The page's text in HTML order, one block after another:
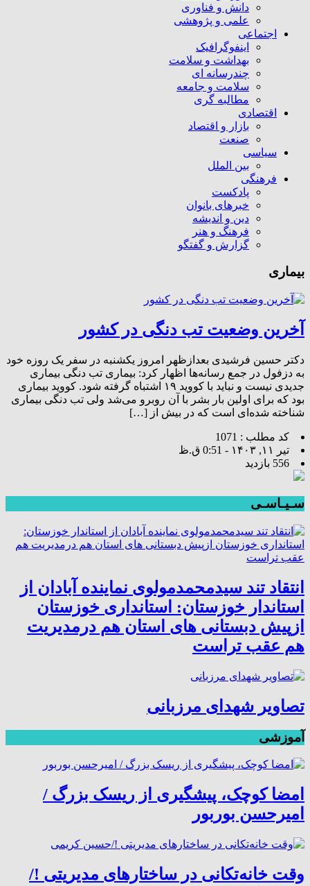
دانش و فناوری
علمی و پژوهشی
اجتماعی
اینفوگرافیک
بهداشت و سلامت
چندرسانه ای
سلامت و جامعه
مطالبه گری
اقتصادی
بازار و اقتصاد
صنعت
سیاسی
بین الملل
فرهنگی
پادکست
خبرهای بانوان
دین و اندیشه
فرهنگ و هنر
گزارش و گفتگو
بیماری
آخرین وضعیت تب دنگی در کشور
دکتر حسین فرشیدی بعدازظهر امروز یکشنبه در سفر یک روزه خود
به دزفول در جمع رسانه‌ها اظهار کرد: بیماری تب دنگی بیماری
جدیدی نیست و نباید با کووید ۱۹ اشتباه گرفته شود. کووید بیماری
بود که برای اولین بار بشر با آن روبرو می‌شد ولی تب دنگی بیماری
شناخته شده‌ای است که در بیش از […]
کد مطلب : 1071
تیر ۱۱, ۱۴۰۳ - 0:51 ق.ظ
556 بازدید
سـیـاسـی
انتقاد تند سیدمحمدمولوی نماینده آبادان از
استاندار خوزستان: استانداری خوزستان
ازپیش دبستانی های استان هم درمدیریت
هم عقب تراست
تصاویر شهدای مرزبانی
آموزشی
امضا کوچک، پیشگیری از ریسک بزرگ /
امیرحسن بوربور
وقت خانه‌تکانی در ساختارهای مدیریتی !/